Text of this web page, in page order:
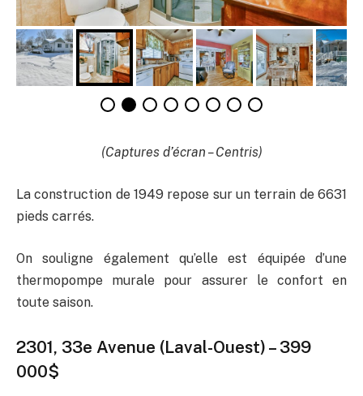
(Captures d’écran – Centris)
La construction de 1949 repose sur un terrain de 6631
pieds carrés.
On souligne également qu’elle est équipée d’une
thermopompe murale pour assurer le confort en
toute saison.
2301, 33e Avenue (Laval-Ouest) – 399
000$